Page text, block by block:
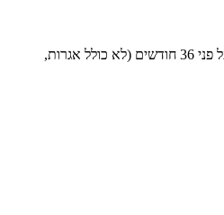
עלות חודשית הוצאות חודשית על פני 36 חודשים (לא כולל אגרות,